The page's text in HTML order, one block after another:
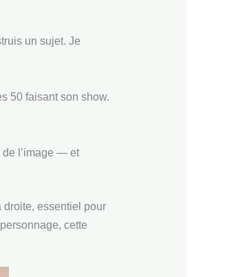
un sujet. Je
50 faisant son show.
de l’image — et
droite, essentiel pour
cette